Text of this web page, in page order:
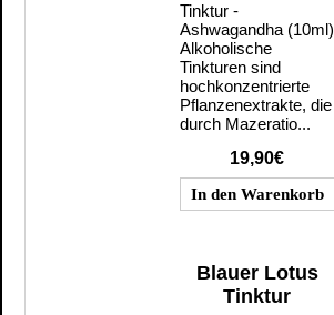
Tinktur -
Ashwagandha (10ml)
Alkoholische
Tinkturen sind
hochkonzentrierte
Pflanzenextrakte, die
durch Mazeratio...
19,90€
Blauer Lotus
Tinktur